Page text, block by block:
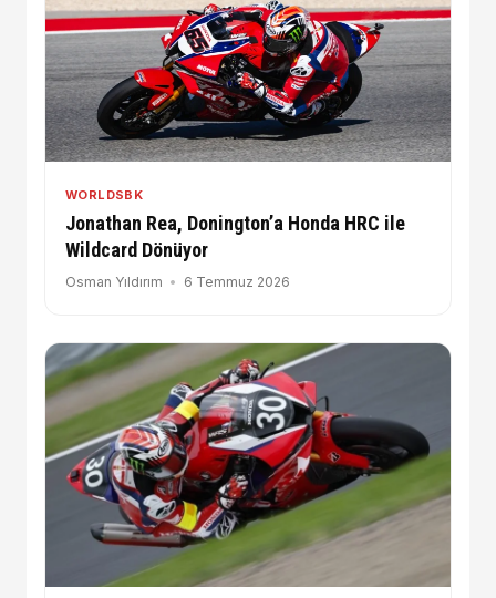
WORLDSBK
Jonathan Rea, Donington’a Honda HRC ile
Wildcard Dönüyor
Osman Yıldırım 6 Temmuz 2026